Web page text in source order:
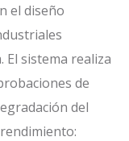
el diseño
El sistema realiza
de
del